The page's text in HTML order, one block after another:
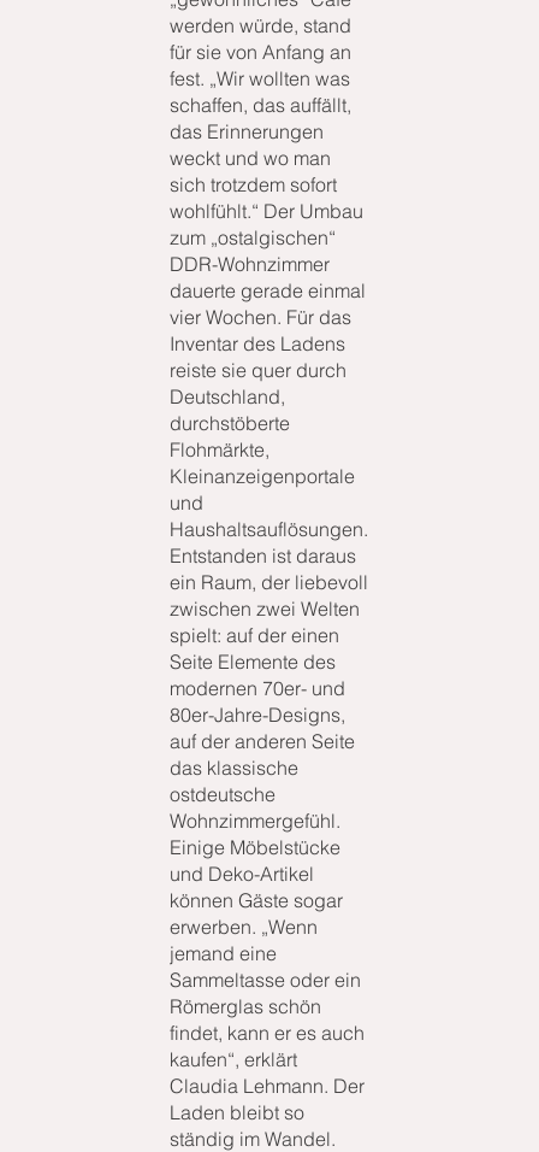
werden würde, stand
für sie von Anfang an
fest. „Wir wollten was
schaffen, das auffällt,
das Erinnerungen
weckt und wo man
sich trotzdem sofort
wohlfühlt.“ Der Umbau
zum „ostalgischen“
DDR-Wohnzimmer
dauerte gerade einmal
vier Wochen. Für das
Inventar des Ladens
reiste sie quer durch
Deutschland,
durchstöberte
Flohmärkte,
Kleinanzeigenportale
und
Haushaltsauflösungen.
Entstanden ist daraus
ein Raum, der liebevoll
zwischen zwei Welten
spielt: auf der einen
Seite Elemente des
modernen 70er- und
80er-Jahre-Designs,
auf der anderen Seite
das klassische
ostdeutsche
Wohnzimmergefühl.
Einige Möbelstücke
und Deko-Artikel
können Gäste sogar
erwerben. „Wenn
jemand eine
Sammeltasse oder ein
Römerglas schön
findet, kann er es auch
kaufen“, erklärt
Claudia Lehmann. Der
Laden bleibt so
ständig im Wandel.